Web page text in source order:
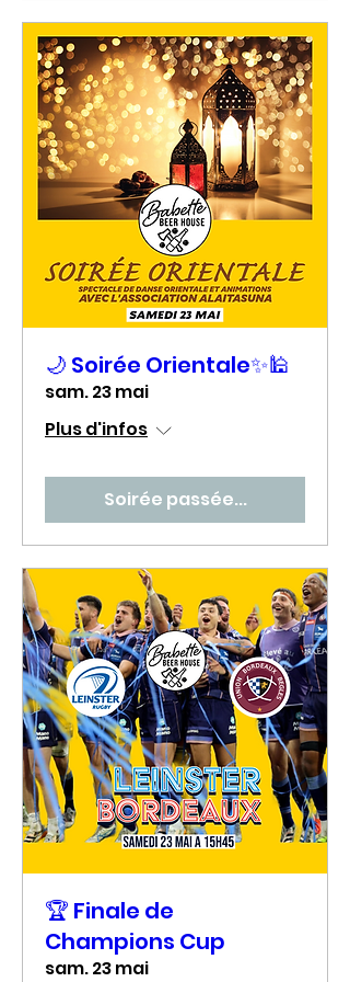
🌙 Soirée Orientale✨🕌
sam. 23 mai
Plus d'infos
Soirée passée...
🏆 Finale de
Champions Cup
sam. 23 mai